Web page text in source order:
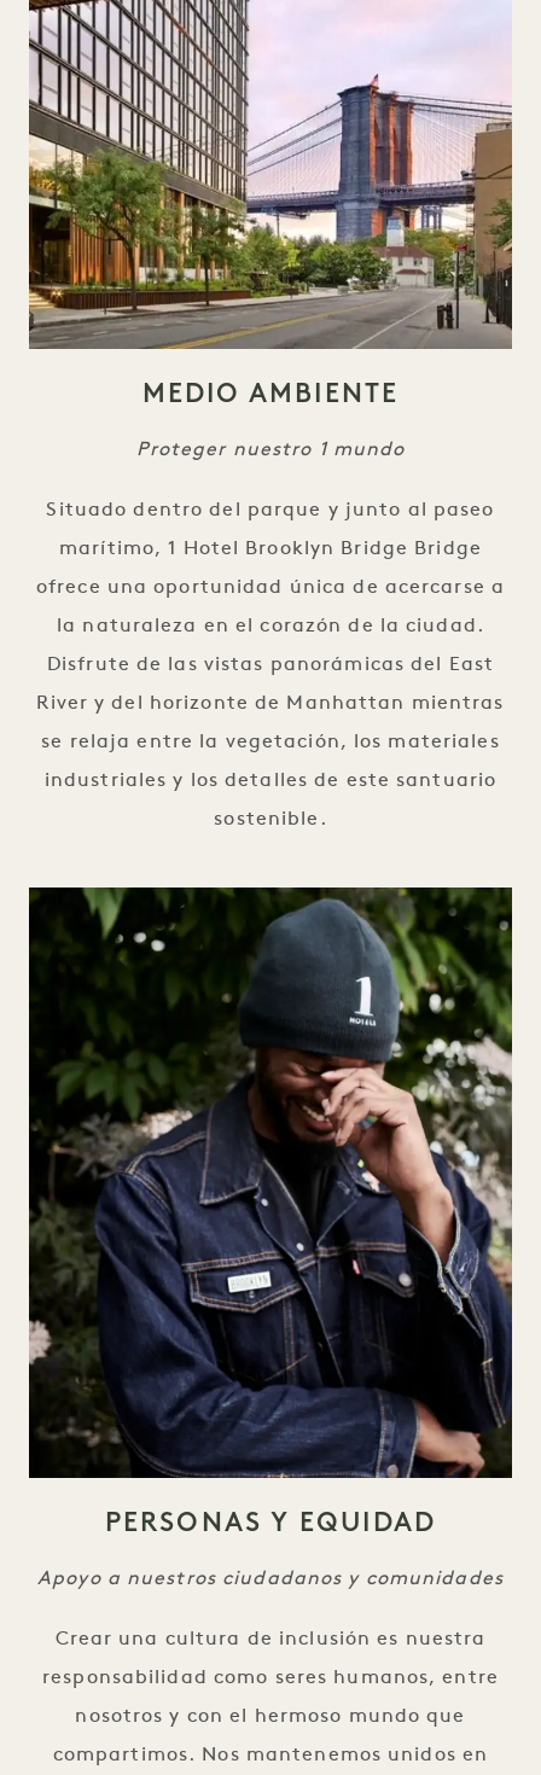
MEDIO AMBIENTE
Proteger nuestro 1 mundo
Situado dentro del parque y junto al paseo
marítimo, 1 Hotel Brooklyn Bridge Bridge
ofrece una oportunidad única de acercarse a
la naturaleza en el corazón de la ciudad.
Disfrute de las vistas panorámicas del East
River y del horizonte de Manhattan mientras
se relaja entre la vegetación, los materiales
industriales y los detalles de este santuario
sostenible.
PERSONAS Y EQUIDAD
Apoyo a nuestros ciudadanos y comunidades
Crear una cultura de inclusión es nuestra
responsabilidad como seres humanos, entre
nosotros y con el hermoso mundo que
compartimos. Nos mantenemos unidos en